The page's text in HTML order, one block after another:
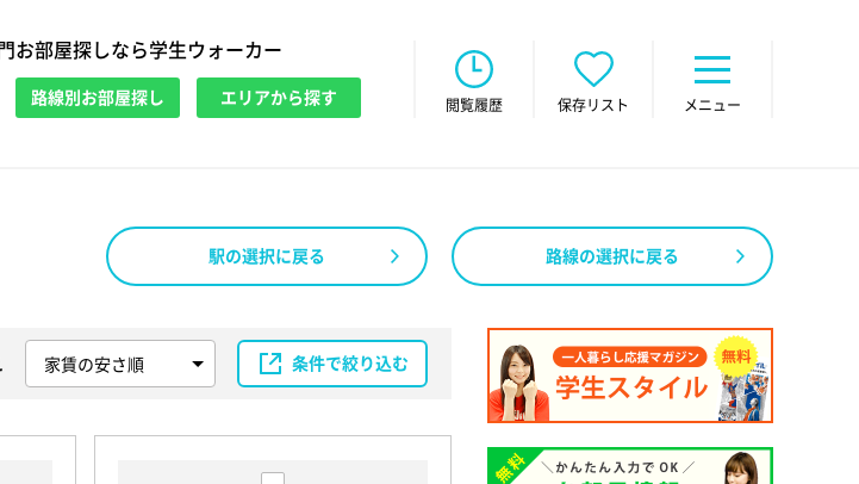
お部屋探しなら学生ウォーカー
路線別お部屋探し エリアから探す 閲覧履歴 保存リスト メニュー
駅の選択に戻る 路線の選択に戻る
条件で絞り込む